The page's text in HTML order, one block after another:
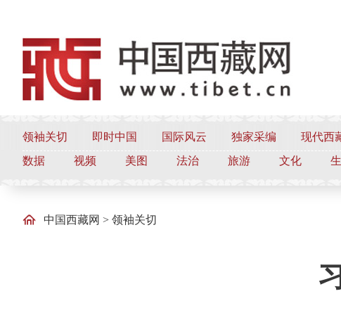
领袖关切 即时中国 国际风云 独家采编 现代西
数据
视频 美图 法治 旅游 文化
中国西藏网 > 领袖关切